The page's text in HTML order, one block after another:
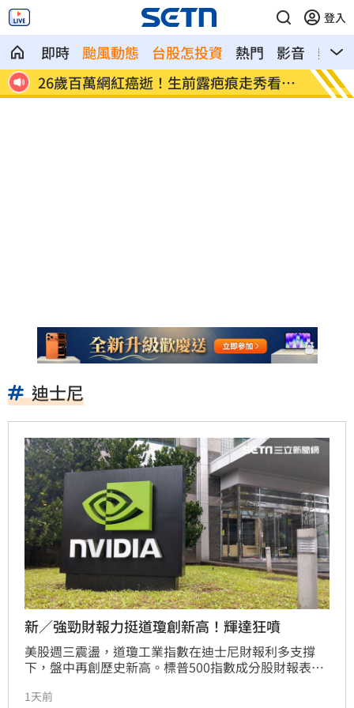
登入
即時 颱風動態 台股怎投資 熱門 影音
熱搜
哭
店家忘用紙碗裝餐點！他發文討拍反被打
臉
新／
中
迪士尼
新／強勁財報力挺道瓊創新高！輝達狂噴
美股週三震盪，道瓊工業指數在迪士尼財報利多支撐
下，盤中再創歷史新高。標普500指數成分股財報表現
穩。科技股表現分歧，SpaceX因資本支出暴增股價重
1天前